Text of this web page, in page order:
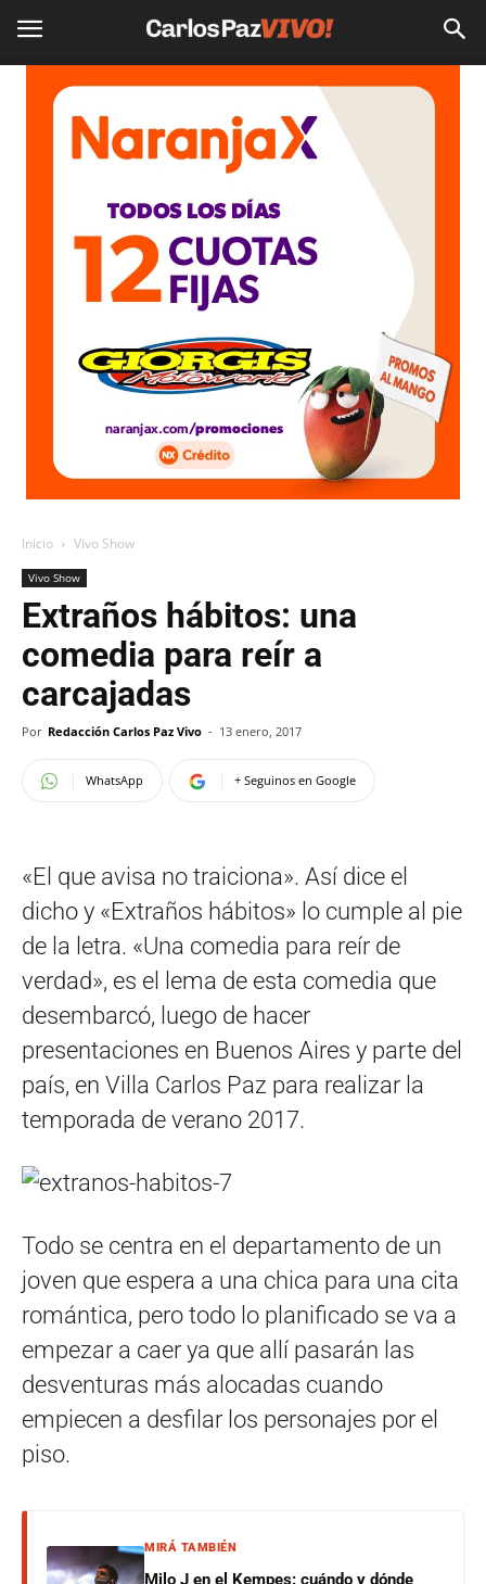
Inicio Vivo Show
Vivo Show
Extraños hábitos: una
comedia para reír a
carcajadas
Por Redacción Carlos Paz Vivo - 13 enero, 2017
WhatsApp + Seguinos en Google
«El que avisa no traiciona». Así dice el
dicho y «Extraños hábitos» lo cumple al pie
de la letra. «Una comedia para reír de
verdad», es el lema de esta comedia que
desembarcó, luego de hacer
presentaciones en Buenos Aires y parte del
país, en Villa Carlos Paz para realizar la
temporada de verano 2017.
Todo se centra en el departamento de un
joven que espera a una chica para una cita
romántica, pero todo lo planificado se va a
empezar a caer ya que allí pasarán las
desventuras más alocadas cuando
empiecen a desfilar los personajes por el
piso.
MIRÁ TAMBIÉN
Milo J en el Kempes: cuándo y dónde